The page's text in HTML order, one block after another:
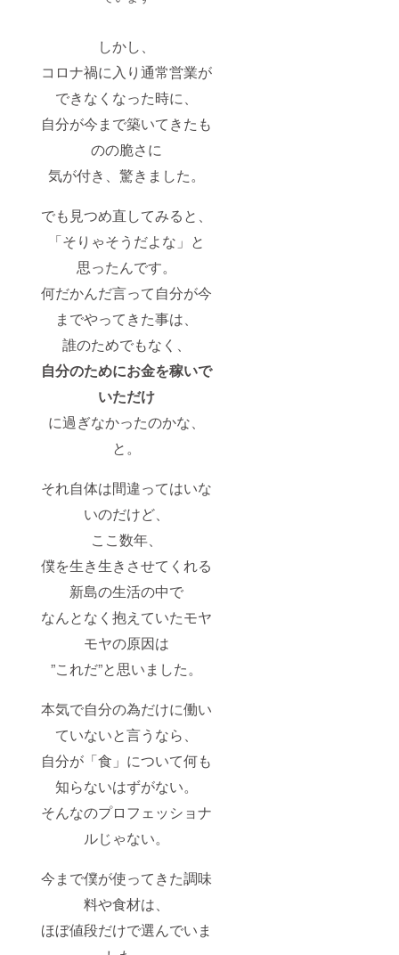
しかし、
コロナ禍に入り通常営業が
できなくなった時に、
自分が今まで築いてきたも
のの脆さに
気が付き、驚きました。
でも見つめ直してみると、
「そりゃそうだよな」と
思ったんです。
何だかんだ言って自分が今
までやってきた事は、
誰のためでもなく、
自分のためにお金を稼いで
いただけ
に過ぎなかったのかな、
と。
それ自体は間違ってはいな
いのだけど、
ここ数年、
僕を生き生きさせてくれる
新島の生活の中で
なんとなく抱えていたモヤ
モヤの原因は
”これだ”と思いました。
本気で自分の為だけに働い
ていないと言うなら、
自分が「食」について何も
知らないはずがない。
そんなのプロフェッショナ
ルじゃない。
今まで僕が使ってきた調味
料や食材は、
ほぼ値段だけで選んでいま